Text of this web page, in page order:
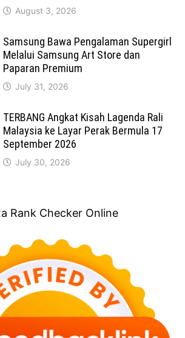
August 3, 2026
Samsung Bawa Pengalaman Supergirl
Melalui Samsung Art Store dan
Paparan Premium
July 31, 2026
TERBANG Angkat Kisah Lagenda Rali
Malaysia ke Layar Perak Bermula 17
September 2026
July 30, 2026
Rank Checker Online